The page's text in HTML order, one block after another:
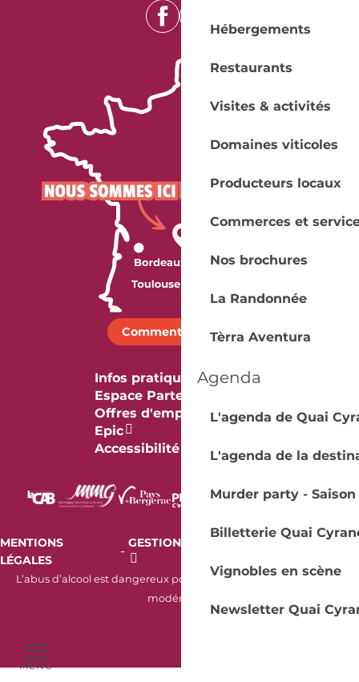
MENU
Hébergements
Restaurants
Visites & activités
Domaines viticoles
Producteurs locaux
Commerces et
Nos brochures
La Randonnée
Tèrra Aventura
Agenda
L'agenda de Quai
L'agenda de la
Murder party - Saison
Billetterie Quai
Vignobles en scène
Newsletter Quai
Comment venir ?
Infos pratiques
Espace Partenaires
Offres d'emploi & stage
Epic
Accessibilité
MENTIONS
LÉGALES
-
GESTION DES COOKIES
AUDIT
L’abus d’alcool est dangereux pour la santé. À consommer avec
modération.